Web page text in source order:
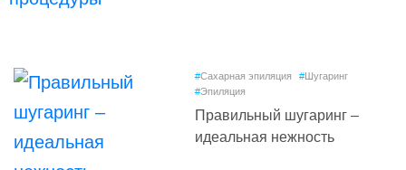
#Сахарная эпиляция #Шугаринг
#Эпиляция
Правильный шугаринг –
идеальная нежность